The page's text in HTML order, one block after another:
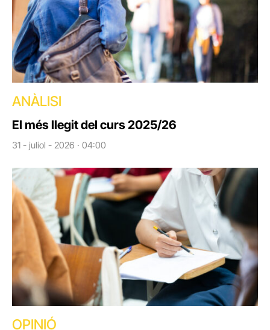
ANÀLISI
El més llegit del curs 2025/26
31 - juliol - 2026 · 04:00
OPINIÓ